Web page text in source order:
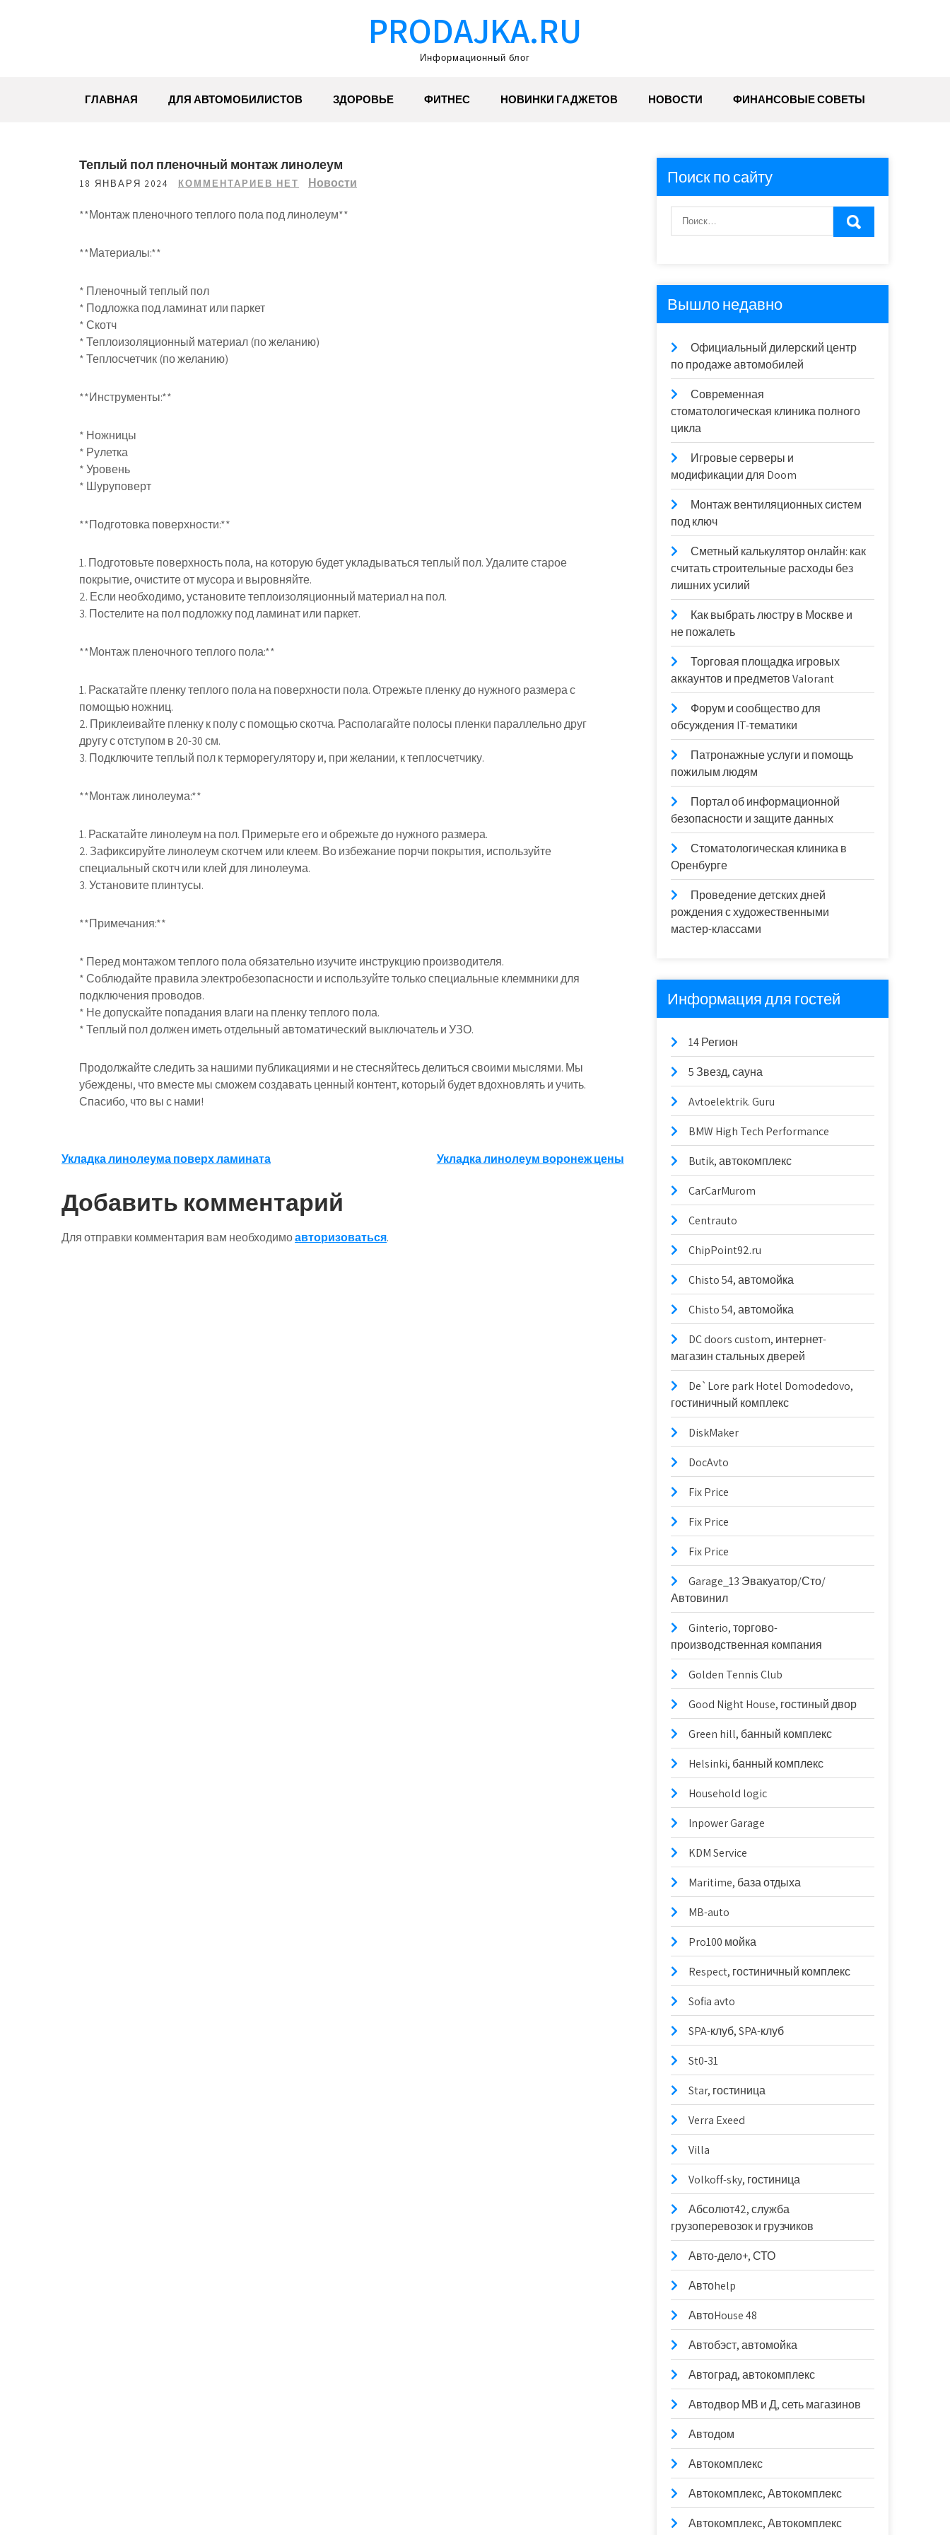
PRODAJKA.RU
Информационный блог
ГЛАВНАЯ ДЛЯ АВТОМОБИЛИСТОВ ЗДОРОВЬЕ ФИТНЕС НОВИНКИ ГАДЖЕТОВ НОВОСТИ ФИНАНСОВЫЕ СОВЕТЫ
Теплый пол пленочный монтаж линолеум
18 ЯНВАРЯ 2024 КОММЕНТАРИЕВ НЕТ Новости
**Монтаж пленочного теплого пола под линолеум**
**Материалы:**
* Пленочный теплый пол
* Подложка под ламинат или паркет
* Скотч
* Теплоизоляционный материал (по желанию)
* Теплосчетчик (по желанию)
**Инструменты:**
* Ножницы
* Рулетка
* Уровень
* Шуруповерт
**Подготовка поверхности:**
1. Подготовьте поверхность пола, на которую будет укладываться теплый пол. Удалите старое
покрытие, очистите от мусора и выровняйте.
2. Если необходимо, установите теплоизоляционный материал на пол.
3. Постелите на пол подложку под ламинат или паркет.
**Монтаж пленочного теплого пола:**
1. Раскатайте пленку теплого пола на поверхности пола. Отрежьте пленку до нужного размера с
помощью ножниц.
2. Приклеивайте пленку к полу с помощью скотча. Располагайте полосы пленки параллельно друг
другу с отступом в 20-30 см.
3. Подключите теплый пол к терморегулятору и, при желании, к теплосчетчику.
**Монтаж линолеума:**
1. Раскатайте линолеум на пол. Примерьте его и обрежьте до нужного размера.
2. Зафиксируйте линолеум скотчем или клеем. Во избежание порчи покрытия, используйте
специальный скотч или клей для линолеума.
3. Установите плинтусы.
**Примечания:**
* Перед монтажом теплого пола обязательно изучите инструкцию производителя.
* Соблюдайте правила электробезопасности и используйте только специальные клеммники для
подключения проводов.
* Не допускайте попадания влаги на пленку теплого пола.
* Теплый пол должен иметь отдельный автоматический выключатель и УЗО.
Продолжайте следить за нашими публикациями и не стесняйтесь делиться своими мыслями. Мы
убеждены, что вместе мы сможем создавать ценный контент, который будет вдохновлять и учить.
Спасибо, что вы с нами!
Навигация
по
записям
Укладка линолеума поверх ламината Укладка линолеум воронеж цены
Добавить комментарий
Для отправки комментария вам необходимоавторизоваться.
Поиск по сайту
Вышло недавно
Официальный дилерский центр
по продаже автомобилей
Современная
стоматологическая клиника полного
цикла
Игровые серверы и
модификации для Doom
Монтаж вентиляционных систем
под ключ
Сметный калькулятор онлайн: как
считать строительные расходы без
лишних усилий
Как выбрать люстру в Москве и
не пожалеть
Торговая площадка игровых
аккаунтов и предметов Valorant
Форум и сообщество для
обсуждения IT-тематики
Патронажные услуги и помощь
пожилым людям
Портал об информационной
безопасности и защите данных
Стоматологическая клиника в
Оренбурге
Проведение детских дней
рождения с художественными
мастер-классами
Информация для гостей
14 Регион
5 Звезд, сауна
Avtoelektrik. Guru
BMW High Tech Performance
Butik, автокомплекс
CarCarMurom
Centrauto
ChipPoint92.ru
Chisto 54, автомойка
Chisto 54, автомойка
DC doors custom, интернет-
магазин стальных дверей
De`Lore park Hotel Domodedovo,
гостиничный комплекс
DiskMaker
DocAvto
Fix Price
Fix Price
Fix Price
Garage_13 Эвакуатор/Сто/
Автовинил
Ginterio, торгово-
производственная компания
Golden Tennis Club
Good Night House, гостиный двор
Green hill, банный комплекс
Helsinki, банный комплекс
Household logic
Inpower Garage
KDM Service
Maritime, база отдыха
MB-auto
Pro100 мойка
Respect, гостиничный комплекс
Sofia avto
SPA-клуб, SPA-клуб
St0-31
Star, гостиница
Verra Exeed
Villa
Volkoff-sky, гостиница
Абсолют42, служба
грузоперевозок и грузчиков
Авто-дело+, СТО
Автоhelp
АвтоHouse 48
Автобэст, автомойка
Автоград, автокомплекс
Автодвор МВ и Д, сеть магазинов
Автодом
Автокомплекс
Автокомплекс, Автокомплекс
Автокомплекс, Автокомплекс